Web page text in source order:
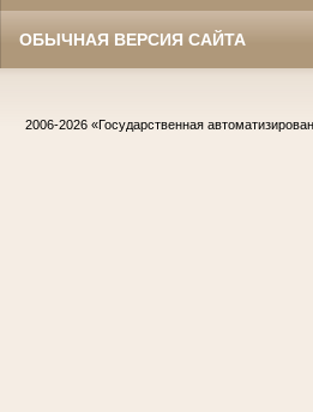
ОБЫЧНАЯ ВЕРСИЯ САЙТА
2006-2026 «Государственная